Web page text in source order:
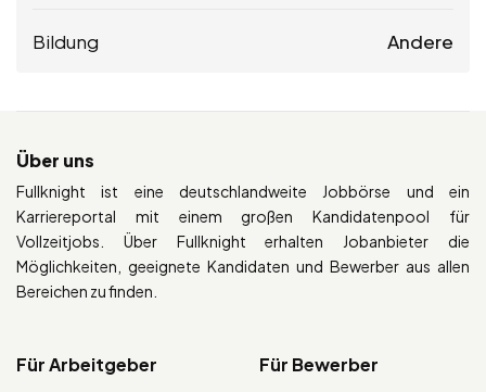
Bildung Andere
Über uns
Fullknight ist eine deutschlandweite Jobbörse und ein
Karriereportal mit einem großen Kandidatenpool für
Vollzeitjobs. Über Fullknight erhalten Jobanbieter die
Möglichkeiten, geeignete Kandidaten und Bewerber aus allen
Bereichen zu finden.
Für Arbeitgeber Für Bewerber